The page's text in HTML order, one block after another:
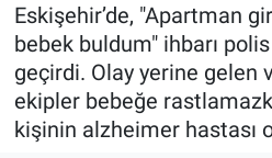
Eskişehir’de, "Apartman
bebek buldum" ihbarı
geçirdi. Olay yerine gelen
ekipler bebeğe
kişinin alzheimer hastası
Sağlık
Alış-Veriş/İş dünyası
Ekonomi
Kültür Sanat
Haber Arşivi